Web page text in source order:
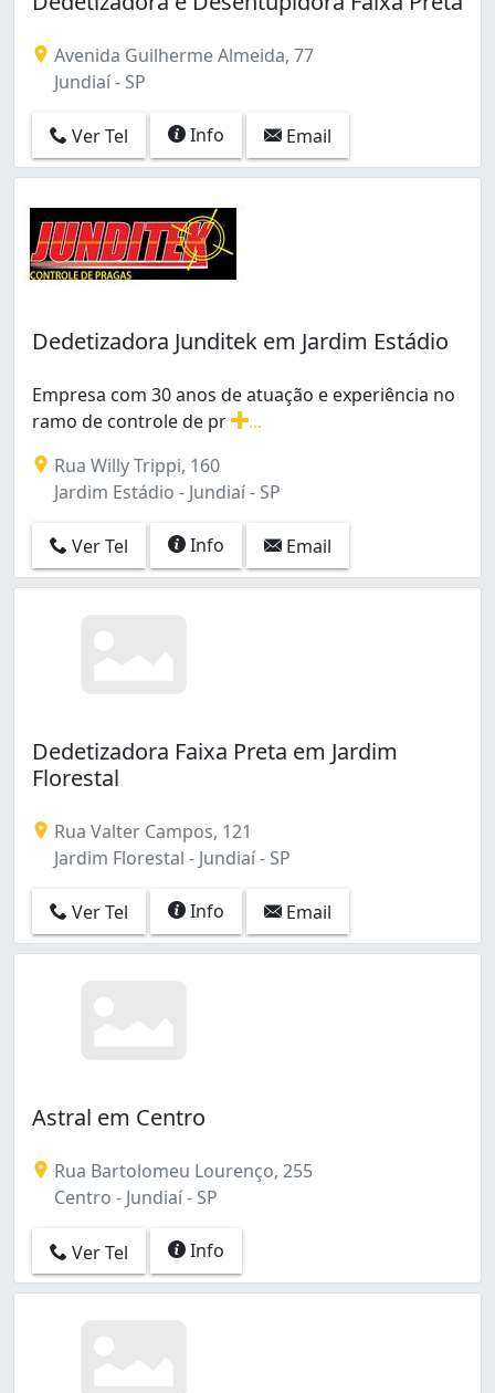
Avenida Guilherme Almeida, 77
Jundiaí - SP
Ver Tel Info Email
Dedetizadora Junditek em Jardim Estádio
Empresa com 30 anos de atuação e experiência no
ramo de controle de pr
Rua Willy Trippi, 160
Jardim Estádio - Jundiaí - SP
Ver Tel Info Email
Dedetizadora Faixa Preta em Jardim
Florestal
Rua Valter Campos, 121
Jardim Florestal - Jundiaí - SP
Ver Tel Info Email
Astral em Centro
Rua Bartolomeu Lourenço, 255
Centro - Jundiaí - SP
Ver Tel Info